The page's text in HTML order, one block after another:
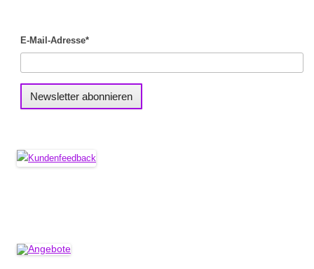
E-Mail-Adresse*